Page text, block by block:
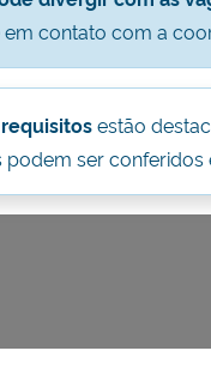
contato com a
requisitosestão
podem ser conferidos